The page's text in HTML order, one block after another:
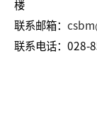
楼
联系邮箱：
联系电话：028-